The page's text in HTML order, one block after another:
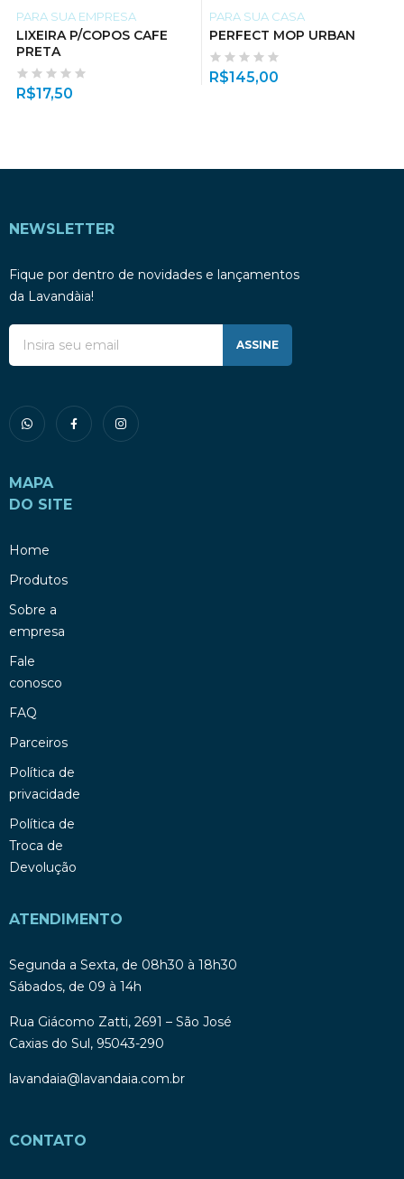
PARA SUA EMPRESA
LIXEIRA P/COPOS CAFE
PRETA
R$17,50
PARA SUA CASA
PERFECT MOP URBAN
R$145,00
NEWSLETTER
Fique por dentro de novidades e lançamentos
da Lavandàia!
ASSINE
MAPA
DO SITE
Home
Produtos
Sobre a
empresa
Fale
conosco
FAQ
Parceiros
Política de
privacidade
Política de
Troca de
Devolução
ATENDIMENTO
Segunda a Sexta, de 08h30 à 18h30
Sábados, de 09 à 14h
Rua Giácomo Zatti, 2691 – São José
Caxias do Sul, 95043-290
lavandaia@lavandaia.com.br
CONTATO